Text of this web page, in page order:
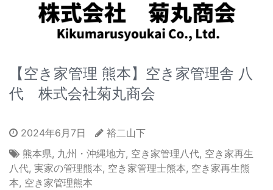
【空き家管理 熊本】空き家管理舎 八
代 株式会社菊丸商会
2024年6月7日
裕二山下
熊本県, 九州・沖縄地方, 空き家管理八代, 空き家再生
八代, 実家の管理熊本, 空き家管理士熊本, 空き家再生熊
本, 空き家管理熊本